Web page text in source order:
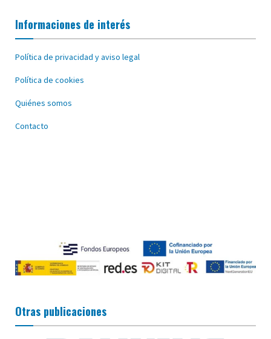
Informaciones de interés
Política de privacidad y aviso legal
Política de cookies
Quiénes somos
Contacto
Otras publicaciones